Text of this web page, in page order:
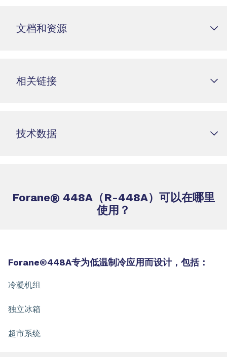
文档和资源
相关链接
技术数据
Forane® 448A（R-448A）可以在哪里
使用？
Forane®448A专为低温制冷应用而设计，包括：
冷凝机组
独立冰箱
超市系统